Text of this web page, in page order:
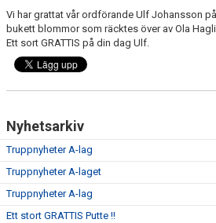
ENKRONASMATCH 2026
Vi har grattat vår ordförande Ulf Johansson
bukett blommor som räcktes över av Ola
Ett sort GRATTIS på din dag Ulf.
Nyhetsarkiv
Truppnyheter A-lag
Truppnyheter A-laget
Truppnyheter A-lag
Ett stort GRATTIS Putte !!